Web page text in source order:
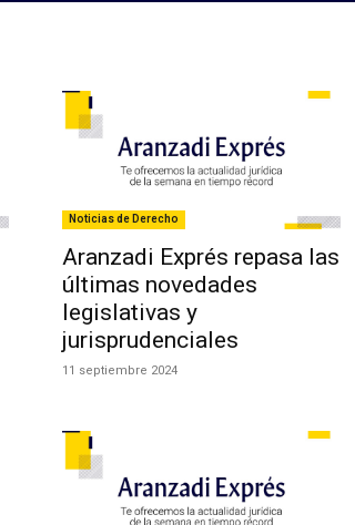
Noticias de Derecho
Aranzadi Exprés repasa las
últimas novedades
legislativas y
jurisprudenciales
11 septiembre 2024